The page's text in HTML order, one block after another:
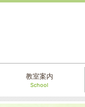
教室案内
School